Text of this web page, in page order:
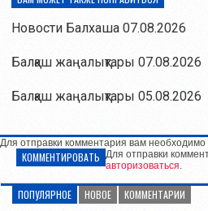
Новости Балхаша 07.08.2026
Балқаш жаңалықтары 07.08.2026
Балқаш жаңалықтары 05.08.2026
Для отправки комментария вам необходимо
КОММЕНТИРОВАТЬ Для отправки
авторизоваться.
ПОПУЛЯРНОЕ НОВОЕ КОММЕНТАРИИ